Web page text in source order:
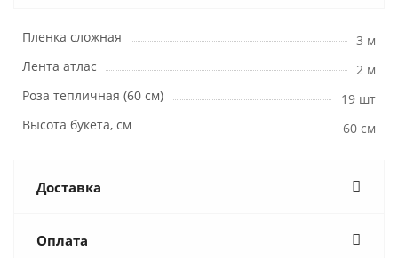
Пленка сложная
3 м
Лента атлас
2 м
Роза тепличная (60 см)
19 шт
Высота букета, см
60 см
Доставка
Оплата